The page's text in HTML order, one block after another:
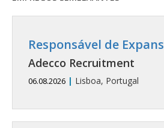
Responsável de
Adecco Recruitment
06.08.2026 | Lisboa, Portugal